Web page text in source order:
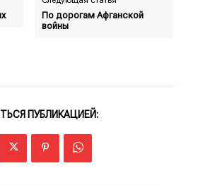
По дорогам Афганской
войны
ПУБЛИКАЦИЕЙ: